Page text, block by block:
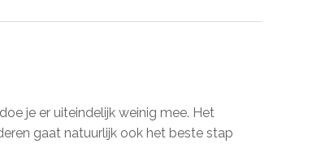
je er uiteindelijk weinig mee. Het
gaat natuurlijk ook het beste stap